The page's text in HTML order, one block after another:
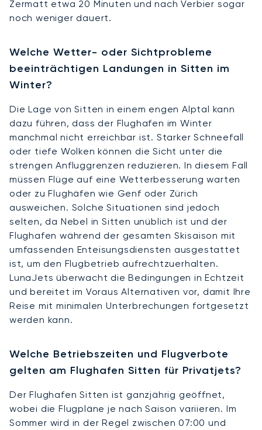
Zermatt etwa 20 Minuten und nach Verbier sogar
noch weniger dauert.
Welche Wetter- oder Sichtprobleme
beeinträchtigen Landungen in Sitten im
Winter?
Die Lage von Sitten in einem engen Alptal kann
dazu führen, dass der Flughafen im Winter
manchmal nicht erreichbar ist. Starker Schneefall
oder tiefe Wolken können die Sicht unter die
strengen Anfluggrenzen reduzieren. In diesem Fall
müssen Flüge auf eine Wetterbesserung warten
oder zu Flughäfen wie Genf oder Zürich
ausweichen. Solche Situationen sind jedoch
selten, da Nebel in Sitten unüblich ist und der
Flughafen während der gesamten Skisaison mit
umfassenden Enteisungsdiensten ausgestattet
ist, um den Flugbetrieb aufrechtzuerhalten.
LunaJets überwacht die Bedingungen in Echtzeit
und bereitet im Voraus Alternativen vor, damit Ihre
Reise mit minimalen Unterbrechungen fortgesetzt
werden kann.
Welche Betriebszeiten und Flugverbote
gelten am Flughafen Sitten für Privatjets?
Der Flughafen Sitten ist ganzjährig geöffnet,
wobei die Flugpläne je nach Saison variieren. Im
Sommer wird in der Regel zwischen 07:00 und